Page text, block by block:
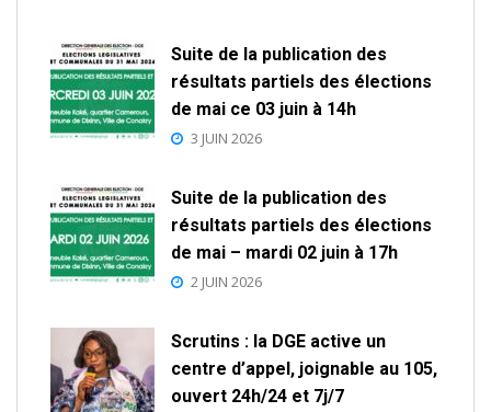
Suite de la publication des
résultats partiels des élections
de mai ce 03 juin à 14h
3 JUIN 2026
Suite de la publication des
résultats partiels des élections
de mai – mardi 02 juin à 17h
2 JUIN 2026
Scrutins : la DGE active un
centre d’appel, joignable au 105,
ouvert 24h/24 et 7j/7